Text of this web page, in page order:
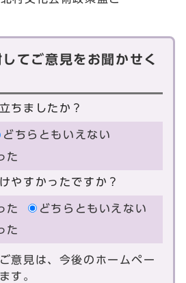
てご意見をお聞かせく
ちましたか？
どちらともいえない
た
やすかったですか？
た
どちらともいえない
た
意見は、今後のホームペー
す。